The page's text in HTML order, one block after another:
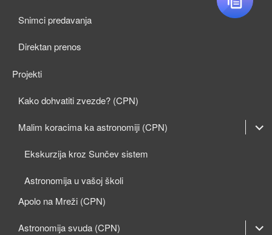
Snimci predavanja
Direktan prenos
Projekti
Kako dohvatiti zvezde? (CPN)
Malim koracima ka astronomiji (CPN)
Ekskurzija kroz Sunčev sistem
Astronomija u vašoj školi
Apolo na Mreži (CPN)
Astronomija svuda (CPN)